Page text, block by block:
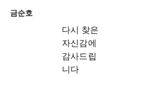
금순호
다시 찾은
자신감에
감사드립
니다